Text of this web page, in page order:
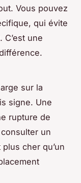
Vous pouvez
qui évite
une
sur la
signe. Une
rupture de
un
cher qu’un